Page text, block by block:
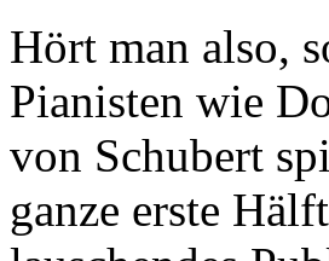
Hört man also,
Pianisten wie
von Schubert
ganze erste